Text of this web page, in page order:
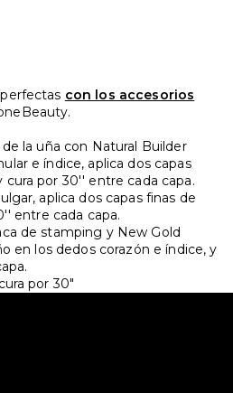
con los accesorios
la uña con Natural Builder
e índice, aplica dos capas
cura por 30'' entre cada capa.
aplica dos capas finas de
entre cada capa.
de stamping y New Gold
en los dedos corazón e índice, y
por 30"